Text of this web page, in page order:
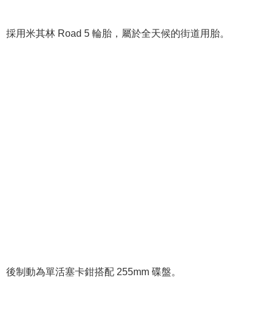
採用米其林 Road 5 輪胎，屬於全天候的街道用胎。
後制動為單活塞卡鉗搭配 255mm 碟盤。